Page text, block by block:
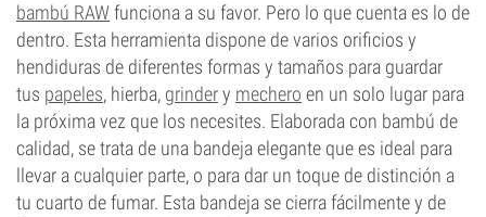
bambú RAWfunciona a su favor. Pero lo que cuenta es lo de
dentro. Esta herramienta dispone de varios orificios y
hendiduras de diferentes formas y tamaños para guardar
tus papeles, hierba, grindery mechero en un solo lugar para
la próxima vez que los necesites. Elaborada con bambú de
calidad, se trata de una bandeja elegante que es ideal para
llevar a cualquier parte, o para dar un toque de distinción a
tu cuarto de fumar. Esta bandeja se cierra fácilmente y de